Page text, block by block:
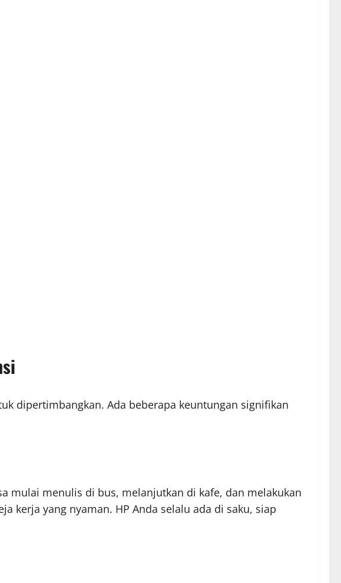
dipertimbangkan. Ada beberapa keuntungan signifikan
mulai menulis di bus, melanjutkan di kafe, dan melakukan
kerja yang nyaman. HP Anda selalu ada di saku, siap